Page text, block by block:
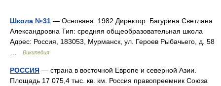
Школа №31 — Основана: 1982 Директор: Багурина Светлана
Александровна Тип: средняя общеобразовательная школа
Адрес: Россия, 183053, Мурманск, ул. Героев Рыбачьего, д. 58
Википедия
РОССИЯ — страна в восточной Европе и северной Азии.
Площадь 17 075,4 тыс. кв. км. Россия правопреемник Союза